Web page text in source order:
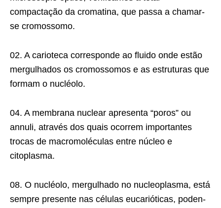
compactação da cromatina, que passa a chamar-
se cromossomo.
02. A carioteca corresponde ao fluido onde estão
mergulhados os cromossomos e as estruturas que
formam o nucléolo.
04. A membrana nuclear apresenta “poros” ou
annuli, através dos quais ocorrem importantes
trocas de macromoléculas entre núcleo e
citoplasma.
08. O nucléolo, mergulhado no nucleoplasma, está
sempre presente nas células eucarióticas, poden­